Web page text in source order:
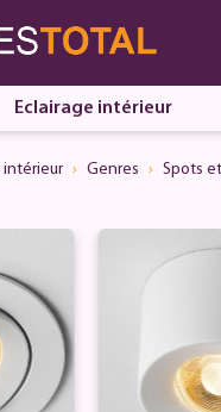
Eclairage intérieur
intérieur Genres Spots